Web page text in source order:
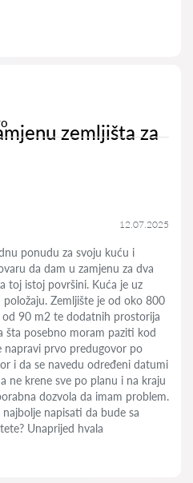
zemljišta za
12.07.2025
ponudu za svoju kuću i
da dam u zamjenu za dva
toj istoj površini. Kuća je uz
Zemljište je od oko 800
od 90 m2 te dodatnih prostorija
šta posebno moram paziti kod
napravi prvo predugovor po
i da se navedu određeni datumi
ne krene sve po planu i na kraju
dozvola da imam problem.
napisati da bude sa
Unaprijed hvala